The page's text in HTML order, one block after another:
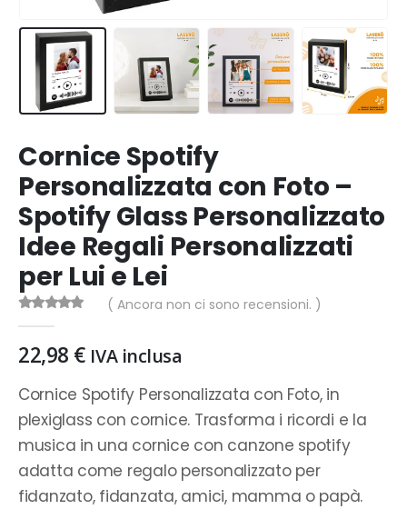
Cornice Spotify
Personalizzata con Foto –
Spotify Glass Personalizzato
Idee Regali Personalizzati
per Lui e Lei
( Ancora non ci sono recensioni. )
22,98 € IVA inclusa
Cornice Spotify Personalizzata con Foto, in
plexiglass con cornice. Trasforma i ricordi e la
musica in una cornice con canzone spotify
adatta come regalo personalizzato per
fidanzato, fidanzata, amici, mamma o papà.